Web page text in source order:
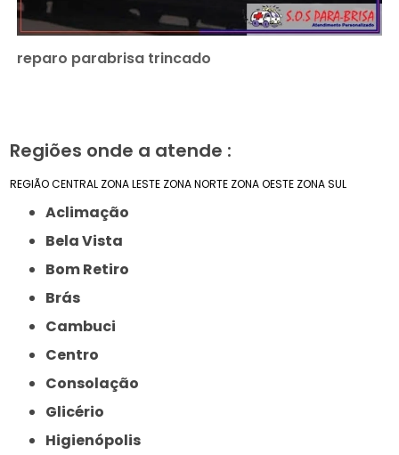
reparo parabrisa trincado
Regiões onde a atende :
REGIÃO CENTRAL ZONA LESTE ZONA NORTE ZONA OESTE ZONA SUL
Aclimação
Bela Vista
Bom Retiro
Brás
Cambuci
Centro
Consolação
Glicério
Higienópolis